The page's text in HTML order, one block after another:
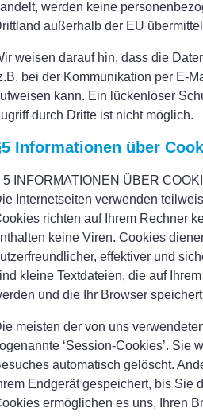
werden keine
außerhalb der EU
weisen darauf hin, dass die
bei der Kommunikation per E-
kann. Ein lückenloser
durch Dritte ist nicht möglich.
Informationen über
5 INFORMATIONEN ÜBER
Internetseiten verwenden
richten auf Ihrem Rechner
keine Viren. Cookies
effektiver und
kleine Textdateien, die auf
und die Ihr Browser
meisten der von uns
‘Session-Cookies’. Sie
automatisch gelöscht.
Endgerät gespeichert, bis Sie
ermöglichen es uns, Ihren